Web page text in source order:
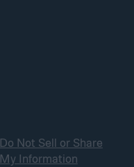
Do Not Sell or Share
My Information